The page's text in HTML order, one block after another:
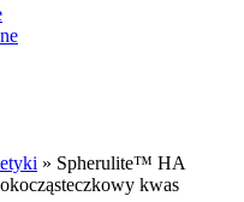
» Spherulite™ HA
kwas